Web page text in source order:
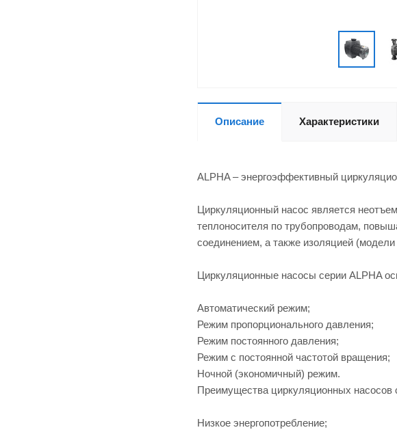
Описание Характеристики
ALPHA – энергоэффективный
Циркуляционный насос является
теплоносителя по трубопроводам,
соединением, а также изоляцией
Циркуляционные насосы серии ALPHA
Автоматический режим;
Режим пропорционального давления;
Режим постоянного давления;
Режим с постоянной частотой вращения;
Ночной (экономичный) режим.
Преимущества циркуляционных насосов
Низкое энергопотребление;